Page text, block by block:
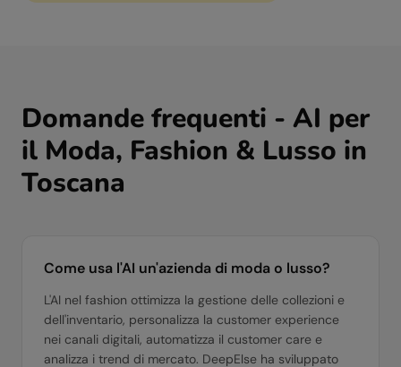
Domande frequenti - AI per
il Moda, Fashion & Lusso in
Toscana
Come usa l'AI un'azienda di moda o lusso?
L'AI nel fashion ottimizza la gestione delle collezioni e
dell'inventario, personalizza la customer experience
nei canali digitali, automatizza il customer care e
analizza i trend di mercato. DeepElse ha sviluppato